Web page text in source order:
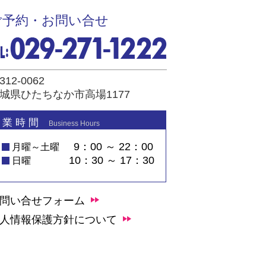
予約・お問い合せ
0062
県ひたちなか市高場1177
業 時 間 Business Hours
月曜～土曜 9：00 ～ 22：00
日曜 10：30 ～ 17：30
い合せフォーム
情報保護方針について